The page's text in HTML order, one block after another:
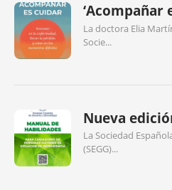
‘Acompañar
La doctora Elia
Socie...
Nueva
La Sociedad
(SEGG)...